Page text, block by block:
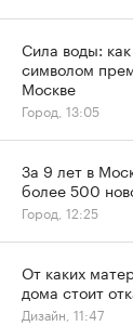
Сила воды:
символом
Москве
Город, 13:05
За 9 лет в
более 500
Город, 12:25
От каких
дома стоит
Дизайн, 11:47